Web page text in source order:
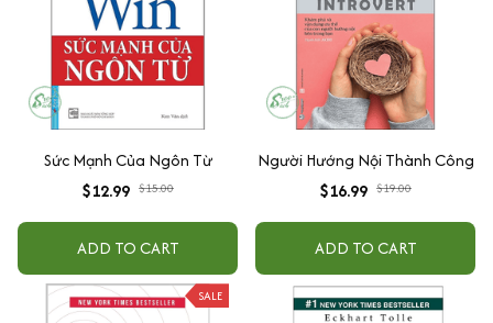
Sức Mạnh Của Ngôn Từ
$12.99 $15.00
ADD TO CART
Người Hướng Nội Thành Công
$16.99 $19.00
ADD TO CART
SALE